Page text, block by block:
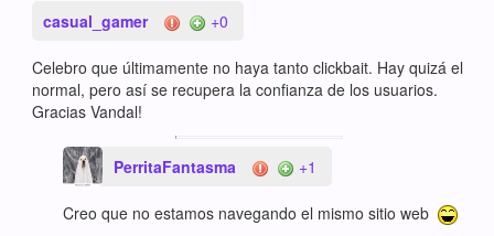
casual_gamer +0
Celebro que últimamente no haya tanto clickbait. Hay quizá el
normal, pero así se recupera la confianza de los usuarios.
Gracias Vandal!
PerritaFantasma +1
Creo que no estamos navegando el mismo sitio web